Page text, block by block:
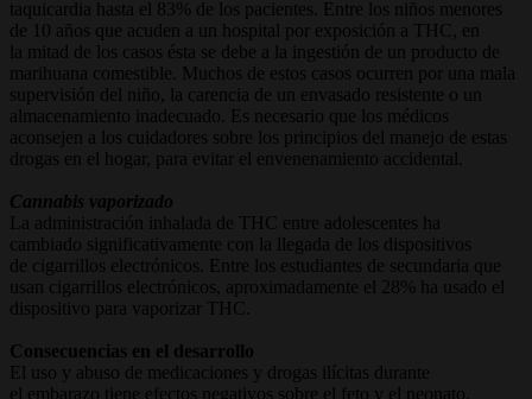
taquicardia hasta el 83% de los pacientes. Entre los niños menores
de 10 años que acuden a un hospital por exposición a THC, en
la mitad de los casos ésta se debe a la ingestión de un producto de
marihuana comestible. Muchos de estos casos ocurren por una mala
supervisión del niño, la carencia de un envasado resistente o un
almacenamiento inadecuado. Es necesario que los médicos
aconsejen a los cuidadores sobre los principios del manejo de estas
drogas en el hogar, para evitar el envenenamiento accidental.
Cannabis vaporizado
La administración inhalada de THC entre adolescentes ha
cambiado significativamente con la llegada de los dispositivos
de cigarrillos electrónicos. Entre los estudiantes de secundaria que
usan cigarrillos electrónicos, aproximadamente el 28% ha usado el
dispositivo para vaporizar THC.
Consecuencias en el desarrollo
El uso y abuso de medicaciones y drogas ilícitas durante
el embarazo tiene efectos negativos sobre el feto y el neonato.